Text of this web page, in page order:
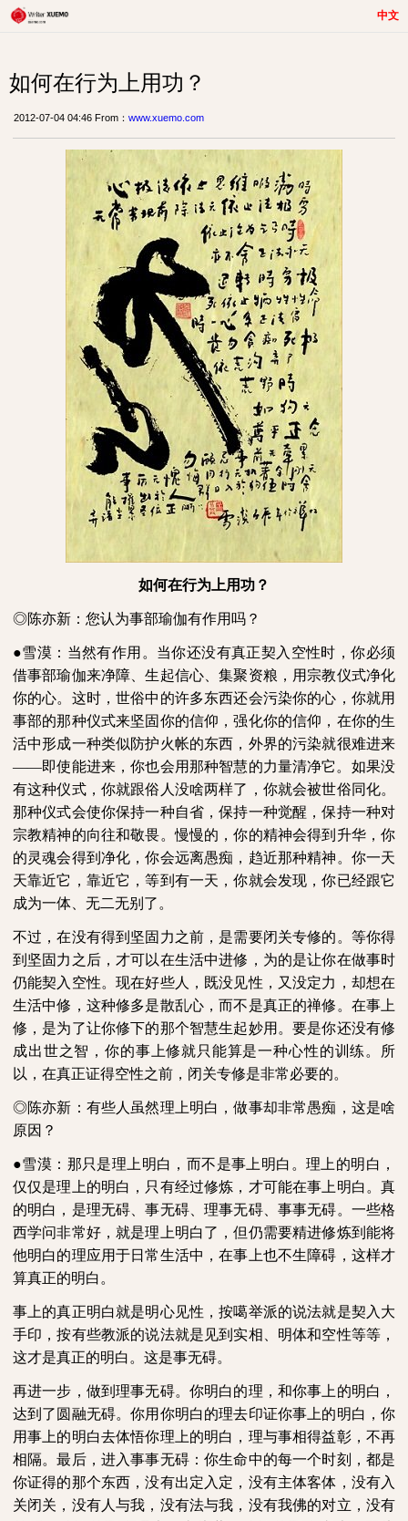
中文
如何在行为上用功？
2012-07-04 04:46 From： www.xuemo.com
如何在行为上用功？
◎陈亦新：您认为事部瑜伽有作用吗？
●雪漠：当然有作用。当你还没有真正契入空性时，你必须
借事部瑜伽来净障、生起信心、集聚资粮，用宗教仪式净化
你的心。这时，世俗中的许多东西还会污染你的心，你就用
事部的那种仪式来坚固你的信仰，强化你的信仰，在你的生
活中形成一种类似防护火帐的东西，外界的污染就很难进来
——即使能进来，你也会用那种智慧的力量清净它。如果没
有这种仪式，你就跟俗人没啥两样了，你就会被世俗同化。
那种仪式会使你保持一种自省，保持一种觉醒，保持一种对
宗教精神的向往和敬畏。慢慢的，你的精神会得到升华，你
的灵魂会得到净化，你会远离愚痴，趋近那种精神。你一天
天靠近它，靠近它，等到有一天，你就会发现，你已经跟它
成为一体、无二无别了。
不过，在没有得到坚固力之前，是需要闭关专修的。等你得
到坚固力之后，才可以在生活中进修，为的是让你在做事时
仍能契入空性。现在好些人，既没见性，又没定力，却想在
生活中修，这种修多是散乱心，而不是真正的禅修。在事上
修，是为了让你修下的那个智慧生起妙用。要是你还没有修
成出世之智，你的事上修就只能算是一种心性的训练。所
以，在真正证得空性之前，闭关专修是非常必要的。
◎陈亦新：有些人虽然理上明白，做事却非常愚痴，这是啥
原因？
●雪漠：那只是理上明白，而不是事上明白。理上的明白，
仅仅是理上的明白，只有经过修炼，才可能在事上明白。真
的明白，是理无碍、事无碍、理事无碍、事事无碍。一些格
西学问非常好，就是理上明白了，但仍需要精进修炼到能将
他明白的理应用于日常生活中，在事上也不生障碍，这样才
算真正的明白。
事上的真正明白就是明心见性，按噶举派的说法就是契入大
手印，按有些教派的说法就是见到实相、明体和空性等等，
这才是真正的明白。这是事无碍。
再进一步，做到理事无碍。你明白的理，和你事上的明白，
达到了圆融无碍。你用你明白的理去印证你事上的明白，你
用事上的明白去体悟你理上的明白，理与事相得益彰，不再
相隔。最后，进入事事无碍：你生命中的每一个时刻，都是
你证得的那个东西，没有出定入定，没有主体客体，没有入
关闭关，没有人与我，没有法与我，没有我佛的对立，没有